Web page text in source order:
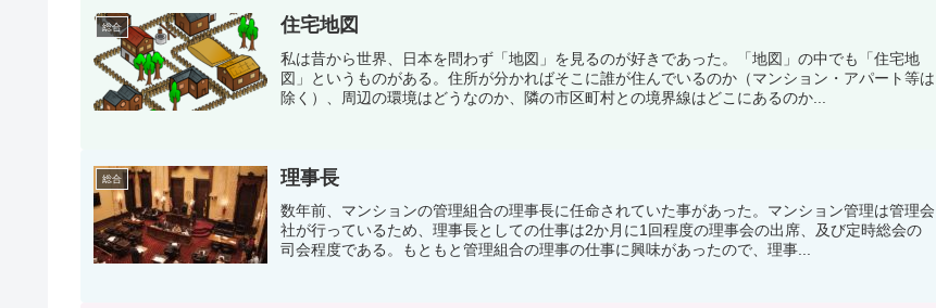
総合 住宅地図
私は昔から世界、日本を問わず「地図」を見るのが好きであった。「地図」の中でも「住宅地
図」というものがある。住所が分かればそこに誰が住んでいるのか（マンション・アパート等は
除く）、周辺の環境はどうなのか、隣の市区町村との境界線はどこにあるのか...
総合 理事長
数年前、マンションの管理組合の理事長に任命されていた事があった。マンション管理は管理会
社が行っているため、理事長としての仕事は2か月に1回程度の理事会の出席、及び定時総会の
司会程度である。もともと管理組合の理事の仕事に興味があったので、理事...